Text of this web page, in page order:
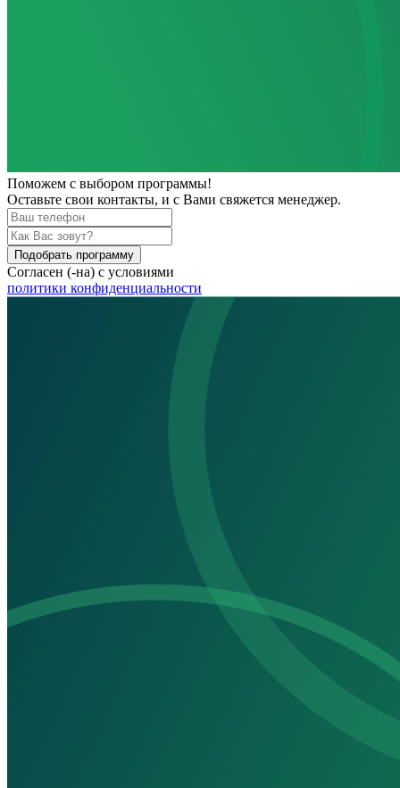
Поможем с выбором программы!
Оставьте свои контакты, и с Вами свяжется менеджер.
Подобрать программу
Согласен (-на) с условиями
политики конфиденциальности